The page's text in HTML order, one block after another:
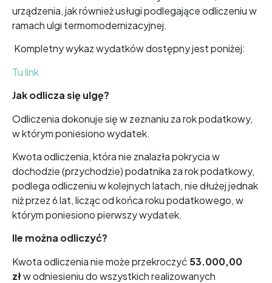
urządzenia, jak również usługi podlegające odliczeniu w
ramach ulgi termomodernizacyjnej.
Kompletny wykaz wydatków dostępny jest poniżej:
Tu link
Jak odlicza się ulgę?
Odliczenia dokonuje się w zeznaniu za rok podatkowy,
w którym poniesiono wydatek.
Kwota odliczenia, która nie znalazła pokrycia w
dochodzie (przychodzie) podatnika za rok podatkowy,
podlega odliczeniu w kolejnych latach, nie dłużej jednak
niż przez 6 lat, licząc od końca roku podatkowego, w
którym poniesiono pierwszy wydatek.
Ile można odliczyć?
Kwota odliczenia nie może przekroczyć 53.000,00
złw odniesieniu do wszystkich realizowanych